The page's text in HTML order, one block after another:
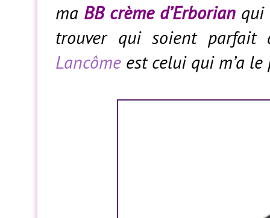
ma BB crème d’Erborian qui
trouver qui soient
Lancôme est celui qui m’a